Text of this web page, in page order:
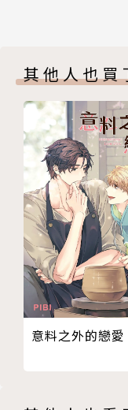
其他人也買
意料之外的戀愛